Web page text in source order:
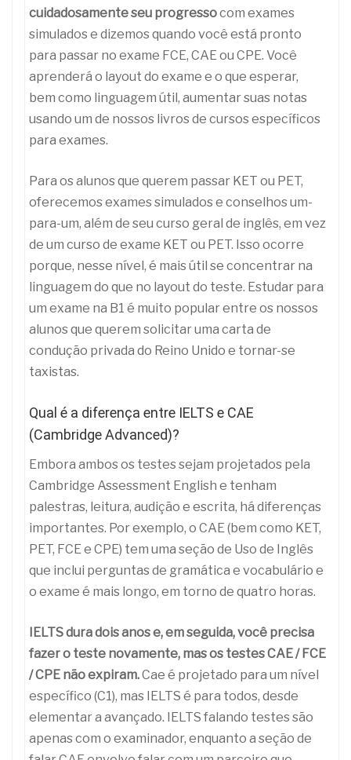
cuidadosamente seu progressocom exames
simulados e dizemos quando você está pronto
para passar no exame FCE, CAE ou CPE. Você
aprenderá o layout do exame e o que esperar,
bem como linguagem útil, aumentar suas notas
usando um de nossos livros de cursos específicos
para exames.
Para os alunos que querem passar KET ou PET,
oferecemos exames simulados e conselhos um-
para-um, além de seu curso geral de inglês, em vez
de um curso de exame KET ou PET. Isso ocorre
porque, nesse nível, é mais útil se concentrar na
linguagem do que no layout do teste. Estudar para
um exame na B1 é muito popular entre os nossos
alunos que querem solicitar uma carta de
condução privada do Reino Unido e tornar-se
taxistas.
Qual é a diferença entre IELTS e CAE
(Cambridge Advanced)?
Embora ambos os testes sejam projetados pela
Cambridge Assessment English e tenham
palestras, leitura, audição e escrita, há diferenças
importantes. Por exemplo, o CAE (bem como KET,
PET, FCE e CPE) tem uma seção de Uso de Inglês
que inclui perguntas de gramática e vocabulário e
o exame é mais longo, em torno de quatro horas.
IELTS dura dois anos e, em seguida, você precisa
fazer o teste novamente, mas os testes CAE / FCE
/ CPE não expiram.Cae é projetado para um nível
específico (C1), mas IELTS é para todos, desde
elementar a avançado. IELTS falando testes são
apenas com o examinador, enquanto a seção de